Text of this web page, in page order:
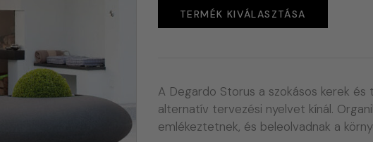
TERMÉK KIVÁLASZTÁSA
A Degardo Storus a szokásos kerek
alternatív tervezési nyelvet kínál.
emlékeztetnek, és beleolvadnak a